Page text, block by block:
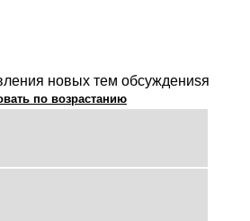
новых тем обсуждениsя